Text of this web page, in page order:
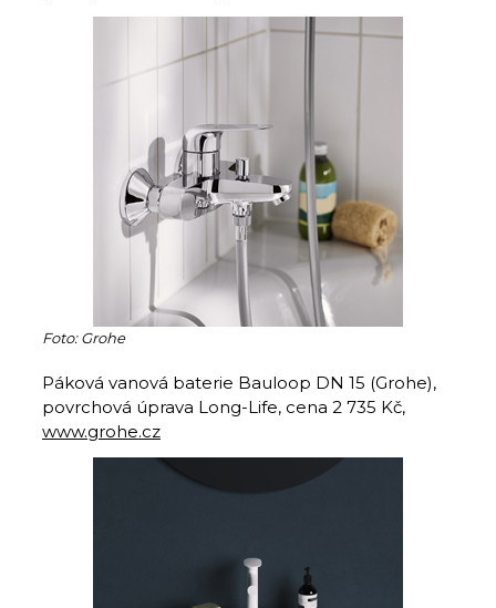
Foto: Grohe
Páková vanová baterie Bauloop DN 15 (Grohe),
povrchová úprava Long-Life, cena 2 735 Kč,
www.grohe.cz